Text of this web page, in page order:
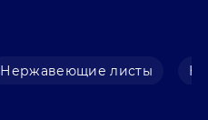
Нержавеющие листы